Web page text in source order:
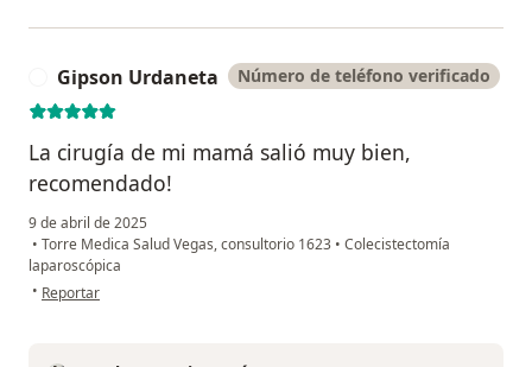
Gipson Urdaneta Número de teléfono verificado
La cirugía de mi mamá salió muy bien,
recomendado!
9 de abril de 2025
• Torre Medica Salud Vegas, consultorio 1623 • Colecistectomía
laparoscópica
• en opinión del usuario Gipson Urdaneta
Reportar